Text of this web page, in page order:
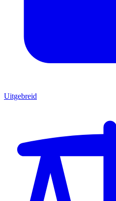
Uitgebreid